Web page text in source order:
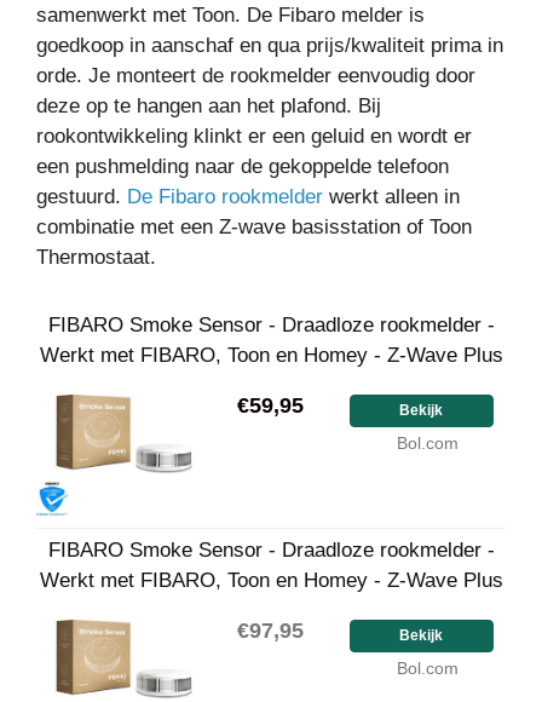
samenwerkt met Toon. De Fibaro melder is
goedkoop in aanschaf en qua prijs/kwaliteit prima in
orde. Je monteert de rookmelder eenvoudig door
deze op te hangen aan het plafond. Bij
rookontwikkeling klinkt er een geluid en wordt er
een pushmelding naar de gekoppelde telefoon
gestuurd. De Fibaro rookmelder werkt alleen in
combinatie met een Z-wave basisstation of Toon
Thermostaat.
FIBARO Smoke Sensor - Draadloze rookmelder -
Werkt met FIBARO, Toon en Homey - Z-Wave Plus
€59,95 Bekijk
Bol.com
FIBARO Smoke Sensor - Draadloze rookmelder -
Werkt met FIBARO, Toon en Homey - Z-Wave Plus
€97,95 Bekijk
Bol.com